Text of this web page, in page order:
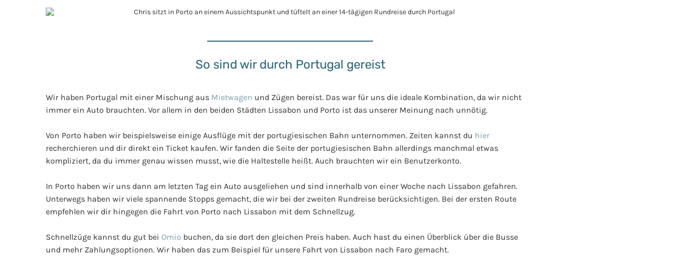
So sind wir durch Portugal gereist
Wir haben Portugal mit einer Mischung aus Mietwagen und Zügen bereist. Das war für uns die ideale Kombination, da wir nicht
immer ein Auto brauchten. Vor allem in den beiden Städten Lissabon und Porto ist das unserer Meinung nach unnötig.
Von Porto haben wir beispielsweise einige Ausflüge mit der portugiesischen Bahn unternommen. Zeiten kannst du hier
recherchieren und dir direkt ein Ticket kaufen. Wir fanden die Seite der portugiesischen Bahn allerdings manchmal etwas
kompliziert, da du immer genau wissen musst, wie die Haltestelle heißt. Auch brauchten wir ein Benutzerkonto.
In Porto haben wir uns dann am letzten Tag ein Auto ausgeliehen und sind innerhalb von einer Woche nach Lissabon gefahren.
Unterwegs haben wir viele spannende Stopps gemacht, die wir bei der zweiten Rundreise berücksichtigen. Bei der ersten Route
empfehlen wir dir hingegen die Fahrt von Porto nach Lissabon mit dem Schnellzug.
Schnellzüge kannst du gut bei Omio buchen, da sie dort den gleichen Preis haben. Auch hast du einen Überblick über die Busse
und mehr Zahlungsoptionen. Wir haben das zum Beispiel für unsere Fahrt von Lissabon nach Faro gemacht.